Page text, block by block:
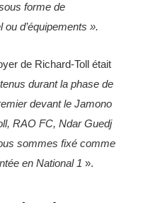
forme de
d’équipements ».
de Richard-Toll était
durant la phase de
devant le Jamono
RAO FC, Ndar Guedj
sommes fixé comme
en National 1 ».